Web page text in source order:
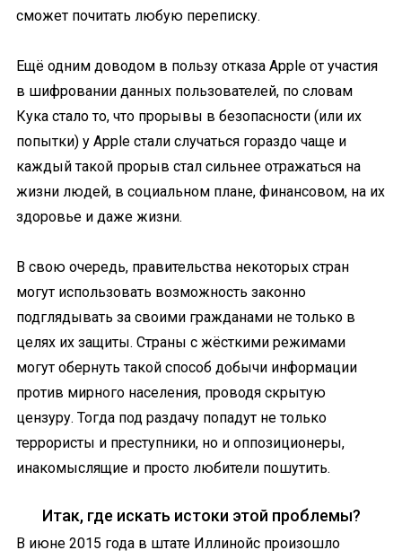
сможет почитать любую переписку.
Ещё одним доводом в пользу отказа Apple от участия
в шифровании данных пользователей, по словам
Кука стало то, что прорывы в безопасности (или их
попытки) у Apple стали случаться гораздо чаще и
каждый такой прорыв стал сильнее отражаться на
жизни людей, в социальном плане, финансовом, на их
здоровье и даже жизни.
В свою очередь, правительства некоторых стран
могут использовать возможность законно
подглядывать за своими гражданами не только в
целях их защиты. Страны с жёсткими режимами
могут обернуть такой способ добычи информации
против мирного населения, проводя скрытую
цензуру. Тогда под раздачу попадут не только
террористы и преступники, но и оппозиционеры,
инакомыслящие и просто любители пошутить.
Итак, где искать истоки этой проблемы?
В июне 2015 года в штате Иллинойс произошло